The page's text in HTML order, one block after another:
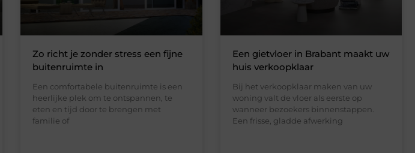
Zo richt je zonder stress een fijne
buitenruimte in
Een comfortabele buitenruimte is een
heerlijke plek om te ontspannen, te
eten en tijd door te brengen met
familie of
Een gietvloer in Brabant maakt uw
huis verkoopklaar
Bij het verkoopklaar maken van uw
woning valt de vloer als eerste op
wanneer bezoekers binnenstappen.
Een frisse, gladde afwerking